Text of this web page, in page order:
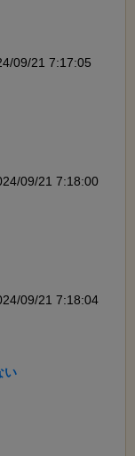
09/21 7:17:05
09/21 7:18:00
09/21 7:18:04
い